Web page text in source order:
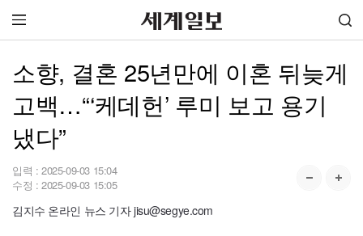
소향, 결혼 25년만에 이혼 뒤늦게
고백…“‘케데헌’ 루미 보고 용기
냈다”
입력 : 2025-09-03 15:04
수정 : 2025-09-03 15:05
김지수 온라인 뉴스 기자 jisu@segye.com